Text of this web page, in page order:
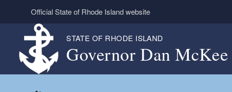
Skip to main content
Official State of Rhode Island website
STATE OF RHODE ISLAND
Governor Dan McKee